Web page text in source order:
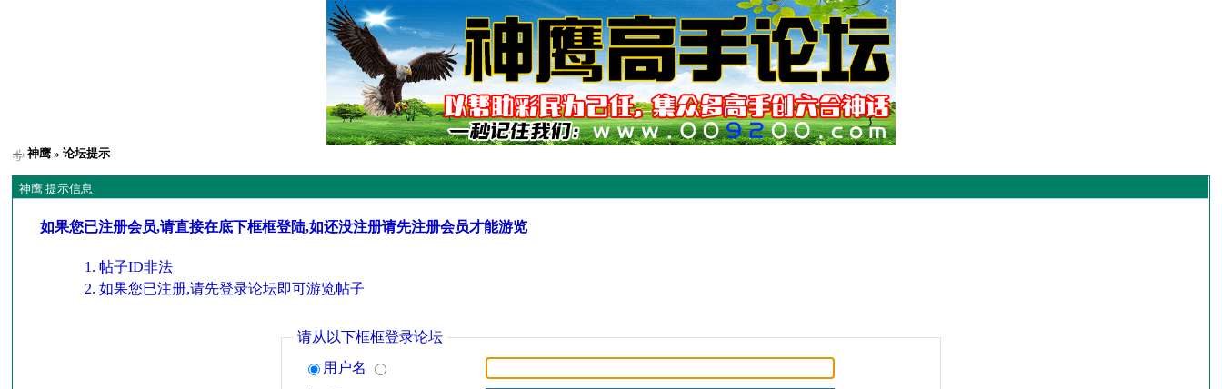
神鹰 » 论坛提示
神鹰 提示信息
如果您已注册会员,请直接在底下框框登陆,如还没注册请先注册会员才能游览
帖子ID非法
如果您已注册,请先登录论坛即可游览帖子
请从以下框框登录论坛
用户名